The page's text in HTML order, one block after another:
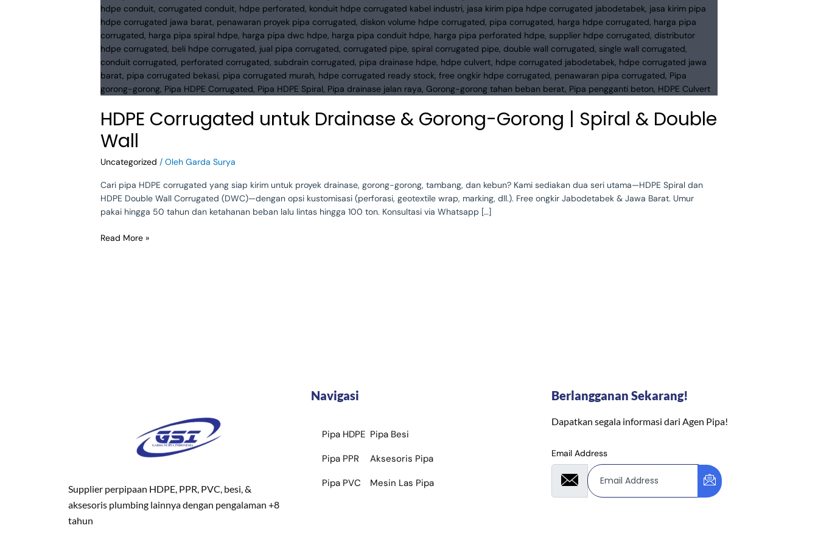
HDPE Corrugated untuk Drainase & Gorong-Gorong | Spiral & Double
Wall
Uncategorized / OlehGarda Surya
Cari pipa HDPE corrugated yang siap kirim untuk proyek drainase, gorong-gorong, tambang, dan kebun? Kami sediakan dua seri utama—HDPE Spiral dan
HDPE Double Wall Corrugated (DWC)—dengan opsi kustomisasi (perforasi, geotextile wrap, marking, dll.). Free ongkir Jabodetabek & Jawa Barat. Umur
pakai hingga 50 tahun dan ketahanan beban lalu lintas hingga 100 ton. Konsultasi via Whatsapp […]
Drainase
&
Gorong-
Gorong
|
Spiral
&
Wall
Read More »
Supplier perpipaan HDPE, PPR, PVC, besi, &
aksesoris plumbing lainnya dengan pengalaman +8
tahun
Navigasi
Pipa HDPE
Pipa PPR
Pipa PVC
Pipa Besi
Aksesoris Pipa
Mesin Las Pipa
Berlangganan Sekarang!
Dapatkan segala informasi dari Agen Pipa!
Email Address